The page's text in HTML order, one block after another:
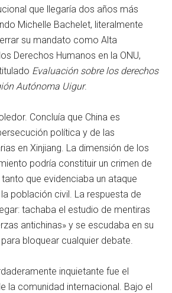
que llegaría dos años más
Michelle Bachelet, literalmente
su mandato como Alta
Derechos Humanos en la ONU,
Evaluación sobre los derechos
Autónoma Uigur.
Concluía que China es
política y de las
en Xinjiang. La dimensión de los
podría constituir un crimen de
que evidenciaba un ataque
población civil. La respuesta de
tachaba el estudio de mentiras
antichinas» y se escudaba en su
bloquear cualquier debate.
inquietante fue el
la comunidad internacional. Bajo el